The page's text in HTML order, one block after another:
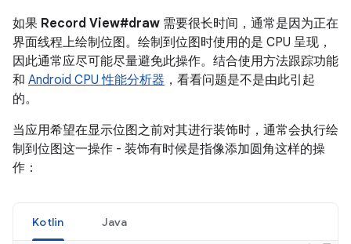
如果 Record View#draw 需要很长时间，通常是因为正在
界面线程上绘制位图。绘制到位图时使用的是 CPU 呈现，
因此通常应尽可能尽量避免此操作。结合使用方法跟踪功能
和 Android CPU 性能分析器 ，看看问题是不是由此引起
的。
当应用希望在显示位图之前对其进行装饰时，通常会执行绘
制到位图这一操作 - 装饰有时候是指像添加圆角这样的操
作：
Kotlin Java